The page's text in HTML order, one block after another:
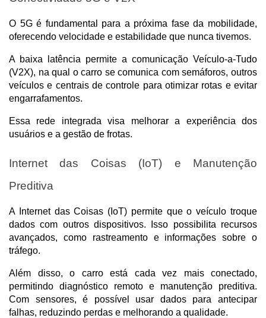
O 5G é fundamental para a próxima fase da mobilidade,
oferecendo velocidade e estabilidade que nunca tivemos.
A baixa latência permite a comunicação Veículo-a-Tudo
(V2X), na qual o carro se comunica com semáforos, outros
veículos e centrais de controle para otimizar rotas e evitar
engarrafamentos.
Essa rede integrada visa melhorar a experiência dos
usuários e a gestão de frotas.
Internet das Coisas (IoT) e Manutenção
Preditiva
A Internet das Coisas (IoT) permite que o veículo troque
dados com outros dispositivos. Isso possibilita recursos
avançados, como rastreamento e informações sobre o
tráfego.
Além disso, o carro está cada vez mais conectado,
permitindo diagnóstico remoto e manutenção preditiva.
Com sensores, é possível usar dados para antecipar
falhas, reduzindo perdas e melhorando a qualidade.